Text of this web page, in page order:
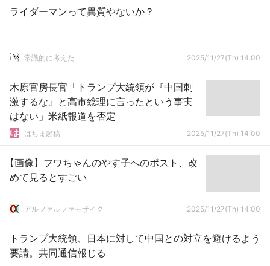
ライダーマンって異質やないか？
常識的に考えた 2025/11/27(Th) 14:00
木原官房長官「トランプ大統領が『中国刺
激するな』と高市総理に言ったという事実
はない」米紙報道を否定
はちま起稿 2025/11/27(Th) 14:00
【画像】フワちゃんのやす子へのポスト、改
めて見るとすごい
アルファルファモザイク 2025/11/27(Th) 14:00
トランプ大統領、日本に対して中国との対立を避けるよう
要請。共同通信報じる